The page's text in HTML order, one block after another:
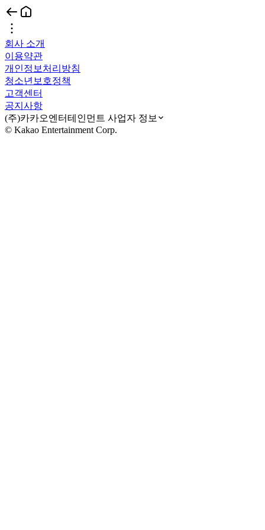
회사 소개
이용약관
개인정보처리방침
청소년보호정책
고객센터
공지사항
(주)카카오엔터테인먼트 사업자 정보
© Kakao Entertainment Corp.